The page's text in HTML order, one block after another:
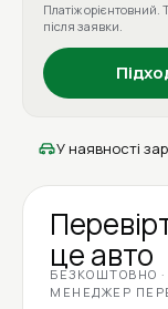
Платіж орієнтовний.
після заявки.
У наявності
це авто
БЕЗКОШТОВНО
МЕНЕДЖЕР